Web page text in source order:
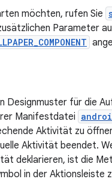
möchten, rufen Sie
Parameter
Designmuster für die
Manifestdatei
Aktivität zu
Aktivität beendet.
deklarieren, ist die
in der